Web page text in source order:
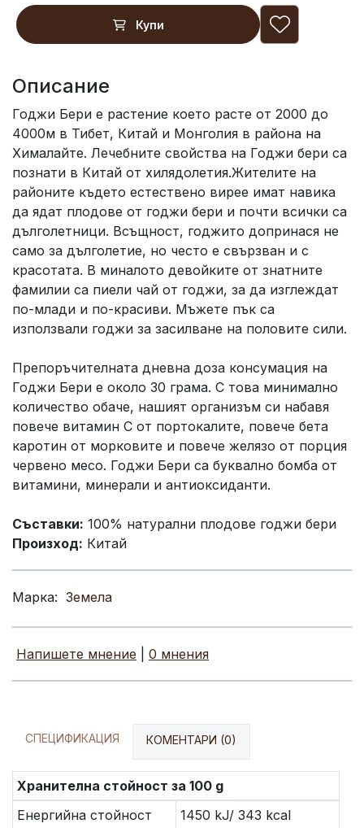
Купи
Описание
Годжи Бери е растение което расте от 2000 до
4000м в Тибет, Китай и Монголия в района на
Хималайте. Лечебните свойства на Годжи бери са
познати в Китай от хилядолетия.Жителите на
районите където естествено вирее имат навика
да ядат плодове от годжи бери и почти всички са
дълголетници. Всъщност, годжито допринася не
само за дълголетие, но често е свързван и с
красотата. В миналото девойките от знатните
фамилии са пиели чай от годжи, за да изглеждат
по-млади и по-красиви. Мъжете пък са
използвали годжи за засилване на половите сили.
Препоръчителната дневна доза консумация на
Годжи Бери е около 30 грама. С това минимално
количество обаче, нашият организъм си набавя
повече витамин С от портокалите, повече бета
каротин от морковите и повече желязо от порция
червено месо. Годжи Бери са буквално бомба от
витамини, минерали и антиоксиданти.
Съставки: 100% натурални плодове годжи бери
Произход: Китай
Марка: Земела
Напишете мнение 0 мнения
СПЕЦИФИКАЦИЯ КОМЕНТАРИ (0)
Хранителна стойност за 100 g
Енергийна стойност
1450 kJ/ 343 kcal